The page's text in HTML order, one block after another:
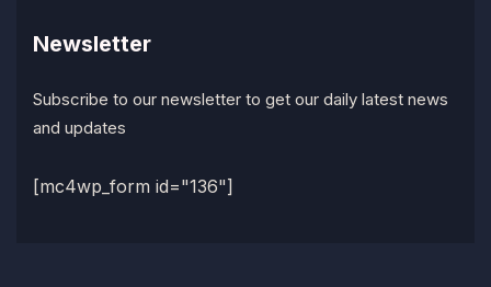
Newsletter
Subscribe to our newsletter to get our daily latest news
and updates
[mc4wp_form id="136"]